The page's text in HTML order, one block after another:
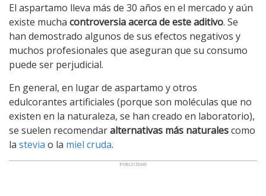
El aspartamo lleva más de 30 años en el mercado y aún
existe mucha controversia acerca de este aditivo. Se
han demostrado algunos de sus efectos negativos y
muchos profesionales que aseguran que su consumo
puede ser perjudicial.
En general, en lugar de aspartamo y otros
edulcorantes artificiales (porque son moléculas que no
existen en la naturaleza, se han creado en laboratorio),
se suelen recomendaralternativas más naturalescomo
la stevia o la miel cruda.